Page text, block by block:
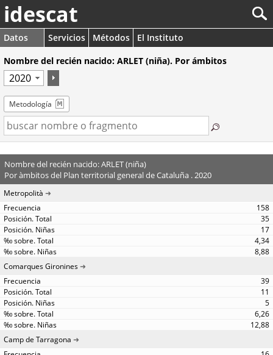
idescat
Datos Servicios Métodos
El Instituto
Nombre del recién nacido: ARLET (niña). Por ámbitos
Metodología
Nombre del recién nacido: ARLET (niña)
Por àmbitos del Plan territorial general de Cataluña . 2020
Metropolità
158
35
17
4,34
8,88
Comarques Gironines
39
11
5
6,26
12,88
Camp de Tarragona